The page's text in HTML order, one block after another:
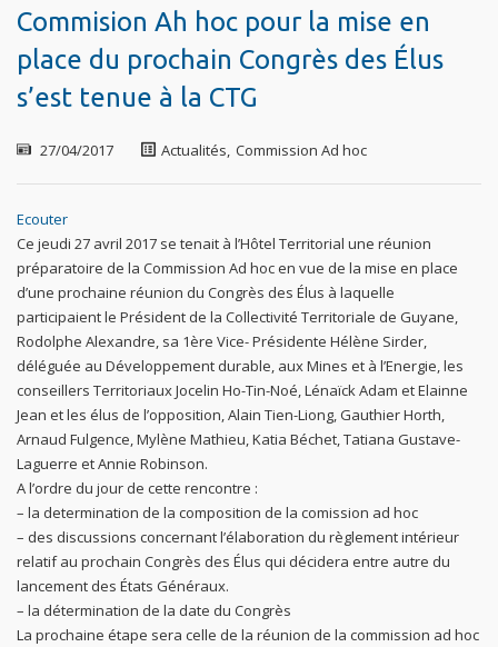
Commision Ah hoc pour la mise en
place du prochain Congrès des Élus
s’est tenue à la CTG
27/04/2017 Actualités, Commission Ad hoc
Ecouter
Ce jeudi 27 avril 2017 se tenait à l’Hôtel Territorial une réunion
préparatoire de la Commission Ad hoc en vue de la mise en place
d’une prochaine réunion du Congrès des Élus à laquelle
participaient le Président de la Collectivité Territoriale de Guyane,
Rodolphe Alexandre, sa 1ère Vice- Présidente Hélène Sirder,
déléguée au Développement durable, aux Mines et à l’Energie, les
conseillers Territoriaux Jocelin Ho-Tin-Noé, Lénaïck Adam et Elainne
Jean et les élus de l’opposition, Alain Tien-Liong, Gauthier Horth,
Arnaud Fulgence, Mylène Mathieu, Katia Béchet, Tatiana Gustave-
Laguerre et Annie Robinson.
A l’ordre du jour de cette rencontre :
– la determination de la composition de la comission ad hoc
– des discussions concernant l’élaboration du règlement intérieur
relatif au prochain Congrès des Élus qui décidera entre autre du
lancement des États Généraux.
– la détermination de la date du Congrès
La prochaine étape sera celle de la réunion de la commission ad hoc